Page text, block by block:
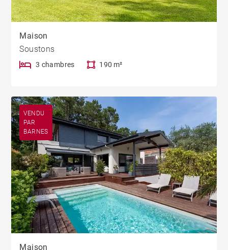
Maison
Soustons
3 chambres 190 m²
VENDU
PAR
BARNES
Maison